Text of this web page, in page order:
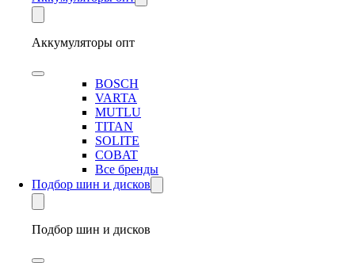
Аккумуляторы опт
BOSCH
VARTA
MUTLU
TITAN
SOLITE
COBAT
Все бренды
Подбор шин и дисков
Подбор шин и дисков